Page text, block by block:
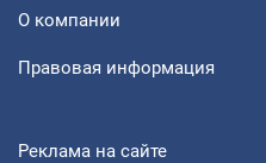
О компании
Правовая информация
Реклама на сайте